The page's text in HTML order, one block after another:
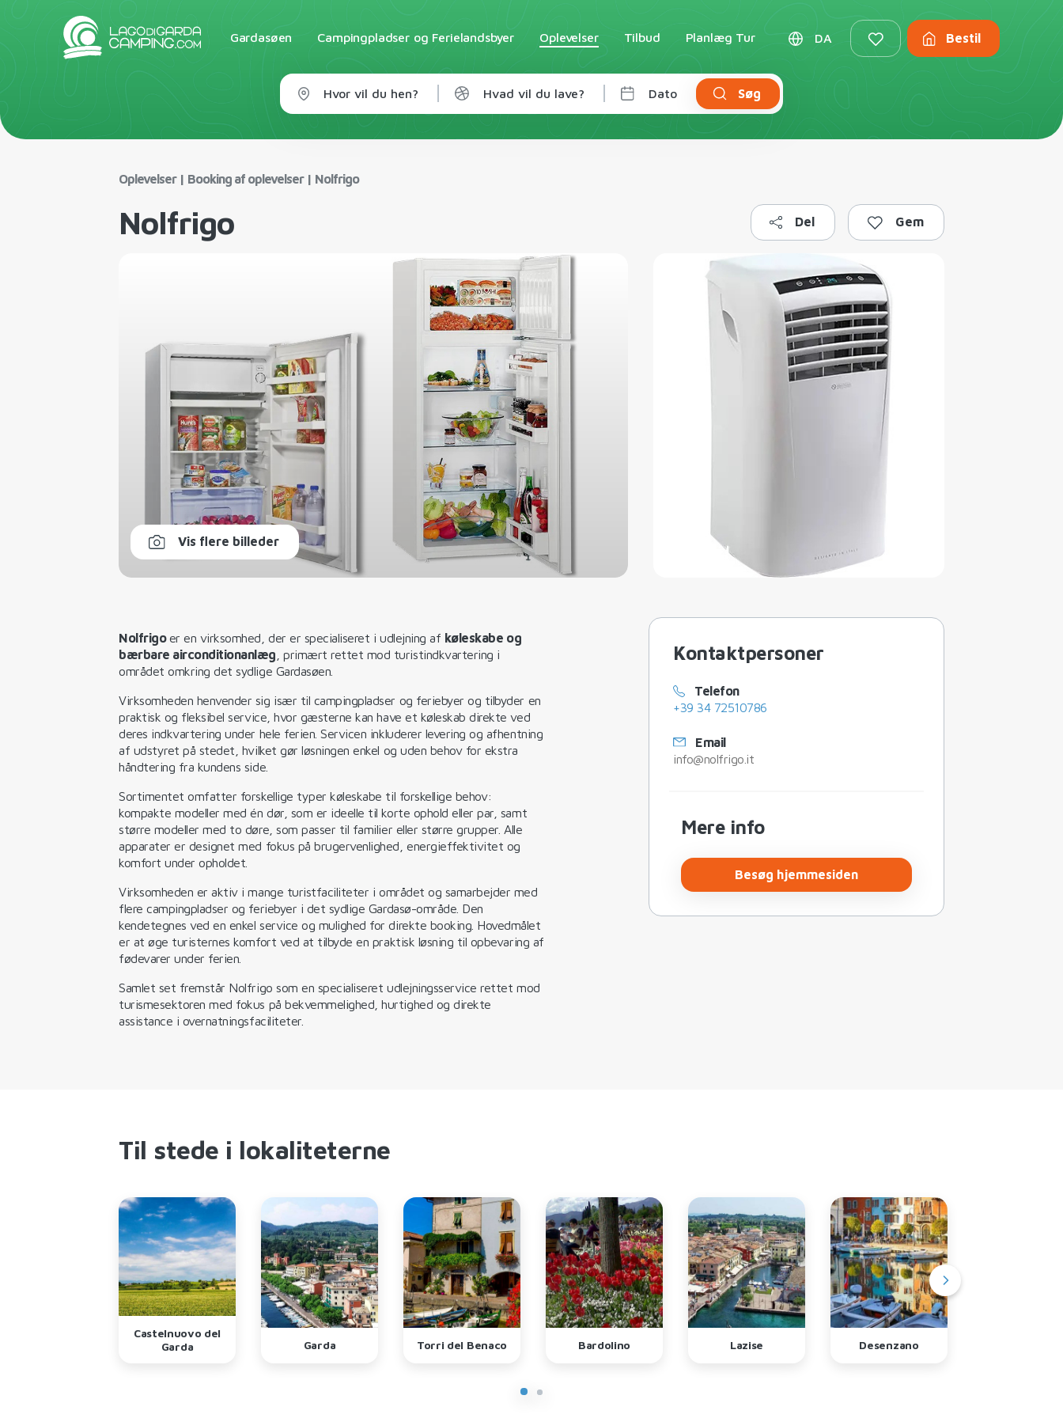
Gardasøen Campingpladser og Ferielandsbyer Oplevelser Tilbud Planlæg Tur DA Bestil
Hvor vil du hen? Hvad vil du lave? Dato Søg
Oplevelser| Booking af oplevelser| Nolfrigo
Nolfrigo Del Gem
Vis flere billeder
Nolfrigoer en virksomhed, der er specialiseret i udlejning af køleskabe og
bærbare airconditionanlæg , primært rettet mod turistindkvartering i
området omkring det sydlige Gardasøen.
Virksomheden henvender sig især til campingpladser og feriebyer og tilbyder en
praktisk og fleksibel service, hvor gæsterne kan have et køleskab direkte ved
deres indkvartering under hele ferien. Servicen inkluderer levering og afhentning
af udstyret på stedet, hvilket gør løsningen enkel og uden behov for ekstra
håndtering fra kundens side.
Sortimentet omfatter forskellige typer køleskabe til forskellige behov:
kompakte modeller med én dør, som er ideelle til korte ophold eller par, samt
større modeller med to døre, som passer til familier eller større grupper. Alle
apparater er designet med fokus på brugervenlighed, energieffektivitet og
komfort under opholdet.
Virksomheden er aktiv i mange turistfaciliteter i området og samarbejder med
flere campingpladser og feriebyer i det sydlige Gardasø-område. Den
kendetegnes ved en enkel service og mulighed for direkte booking. Hovedmålet
er at øge turisternes komfort ved at tilbyde en praktisk løsning til opbevaring af
fødevarer under ferien.
Samlet set fremstår Nolfrigo som en specialiseret udlejningsservice rettet mod
turismesektoren med fokus på bekvemmelighed, hurtighed og direkte
assistance i overnatningsfaciliteter.
Kontaktpersoner
Telefon
+39 34 72510786
Email
info@nolfrigo.it
Mere info
Besøg hjemmesiden
Til stede i lokaliteterne
Castelnuovo del
Garda
Garda Torri del Benaco Bardolino Lazise Desenzano